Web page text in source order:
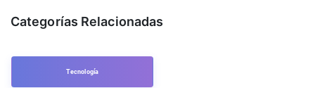
Categorías Relacionadas
Tecnología